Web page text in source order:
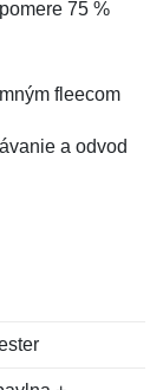
75 %
fleecom
a odvod